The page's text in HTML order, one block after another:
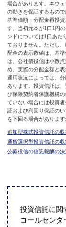
場合があります。本ウ
の動きを保証するもので
基準価額・分配金再投
す。当初元本が1口1円
ンドについては1口あた
ておりません。ただし
配金の表示数値は、基
は、公社債投信は小数
め、実際の分配金額と
運用状況によっては、
あります。投資信託は
び保険契約者保護機構
ていない場合には投資
証および利回り保証の
を下回る場合がありま
追加型株式投資信託の
通貨選択型投資信託の
公募投信の信託報酬の
投資信託に関
コールセンタ